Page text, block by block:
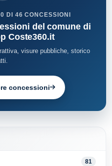
81
DI 46 CONCESSIONI
del comune di
Coste360.it
visure pubbliche, storico
concessioni